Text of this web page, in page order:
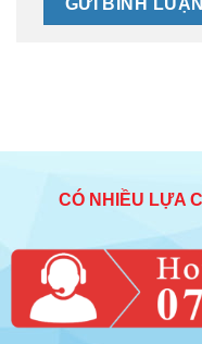
CÓ NHIỀU LỰA